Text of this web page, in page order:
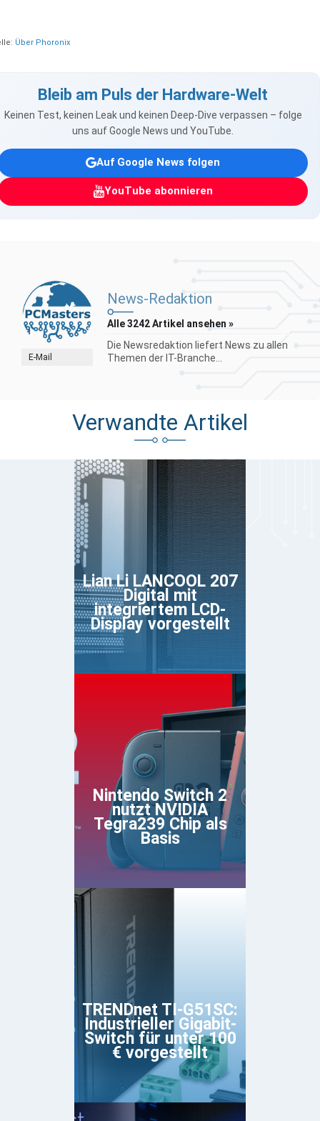
Über Phoronix
Bleib am Puls der Hardware-Welt
Keinen Test, keinen Leak und keinen Deep-Dive verpassen – folge
uns auf Google News und YouTube.
Auf Google News folgen
YouTube abonnieren
E-Mail
News-Redaktion
Alle 3242 Artikel ansehen »
Die Newsredaktion liefert News zu allen
Themen der IT-Branche...
Verwandte Artikel
Lian Li LANCOOL 207
Digital mit
integriertem LCD-
Display vorgestellt
Nintendo Switch 2
nutzt NVIDIA
Tegra239 Chip als
Basis
TRENDnet TI-G51SC:
Industrieller Gigabit-
Switch für unter 100
€ vorgestellt